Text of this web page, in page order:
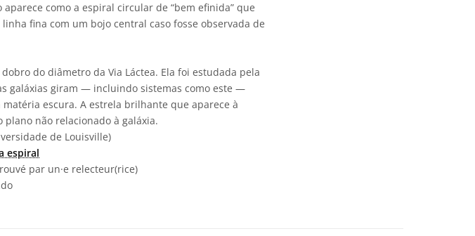
como a espiral circular de “bem efinida” que
fina com um bojo central caso fosse observada de
do diâmetro da Via Láctea. Ela foi estudada pela
galáxias giram — incluindo sistemas como este —
escura. A estrela brilhante que aparece à
não relacionado à galáxia.
de Louisville)
espiral
par un·e relecteur(rice)